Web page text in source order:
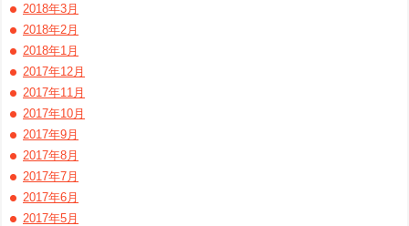
2018年3月
2018年2月
2018年1月
2017年12月
2017年11月
2017年10月
2017年9月
2017年8月
2017年7月
2017年6月
2017年5月